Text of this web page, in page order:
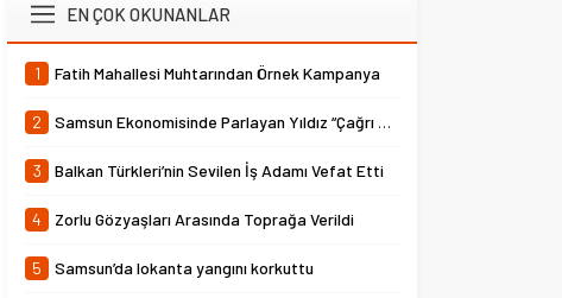
EN ÇOK OKUNANLAR
1 Fatih Mahallesi Muhtarından Örnek Kampanya
2 Samsun Ekonomisinde Parlayan Yıldız “Çağrı Temper”
3 Balkan Türkleri’nin Sevilen İş Adamı Vefat Etti
4 Zorlu Gözyaşları Arasında Toprağa Verildi
5 Samsun’da lokanta yangını korkuttu